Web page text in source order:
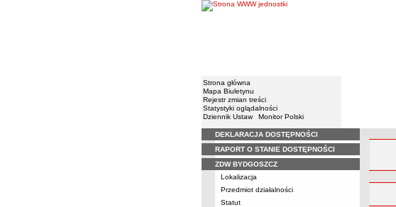
Strona główna
Mapa Biuletynu
Rejestr zmian treści
Statystyki oglądalności
Dziennik Ustaw
Monitor Polski
Menu
DEKLARACJA DOSTĘPNOŚCI
RAPORT O STANIE DOSTĘPNOŚCI
ZDW BYDGOSZCZ
Lokalizacja
Przedmiot działalności
Statut